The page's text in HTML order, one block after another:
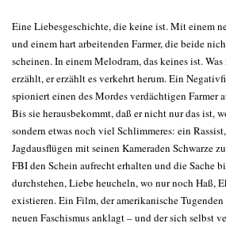
Eine Liebesgeschichte, die keine ist. Mit einem
und einem hart arbeitenden Farmer, die beide
scheinen. In einem Melodram, das keines ist.
erzählt, er erzählt es verkehrt herum. Ein
spioniert einen des Mordes verdächtigen Farmer
Bis sie herausbekommt, daß er nicht nur das ist,
sondern etwas noch viel Schlimmeres: ein
Jagdausflügen mit seinen Kameraden Schwarze
FBI den Schein aufrecht erhalten und die Sache
durchstehen, Liebe heucheln, wo nur noch Haß,
existieren. Ein Film, der amerikanische
neuen Faschismus anklagt – und der sich selbst